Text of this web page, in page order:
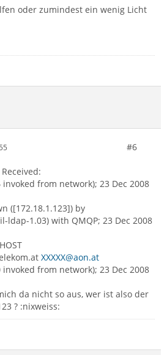
oder zumindest ein wenig Licht
#6
invoked from network); 23 Dec 2008
([172.18.1.123]) by
ldap-1.03) with QMQP; 23 Dec 2008
XXXXX@aon.at
invoked from network); 23 Dec 2008
da nicht so aus, wer ist also der
? :nixweiss: